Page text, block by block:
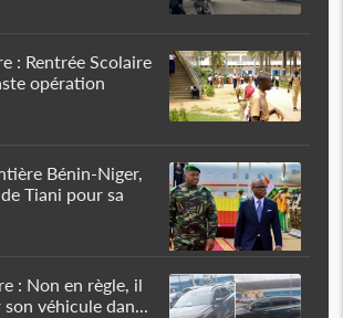
: Rentrée Scolaire
opération
Bénin-Niger,
Tiani pour sa
: Non en règle, il
véhicule dan...